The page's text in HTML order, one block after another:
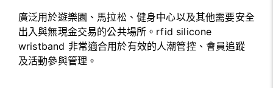
廣泛用於遊樂園、馬拉松、健身中心以及其他需要安全
出入與無現金交易的公共場所。rfid silicone
wristband 非常適合用於有效的人潮管控、會員追蹤
及活動參與管理。